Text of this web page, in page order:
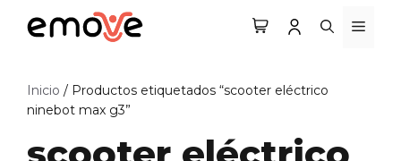
Inicio / Productos etiquetados “scooter eléctrico
ninebot max g3”